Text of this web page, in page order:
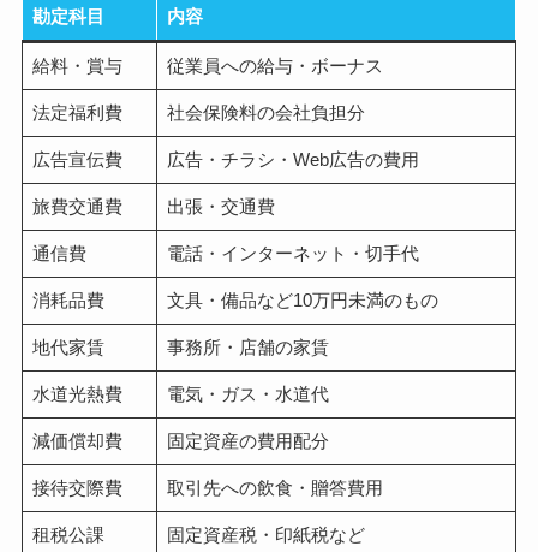
勘定科目 内容
給料・賞与 従業員への給与・ボーナス
法定福利費 社会保険料の会社負担分
広告宣伝費 広告・チラシ・Web広告の費用
旅費交通費 出張・交通費
通信費 電話・インターネット・切手代
消耗品費 文具・備品など10万円未満のもの
地代家賃 事務所・店舗の家賃
水道光熱費 電気・ガス・水道代
減価償却費 固定資産の費用配分
接待交際費 取引先への飲食・贈答費用
租税公課 固定資産税・印紙税など